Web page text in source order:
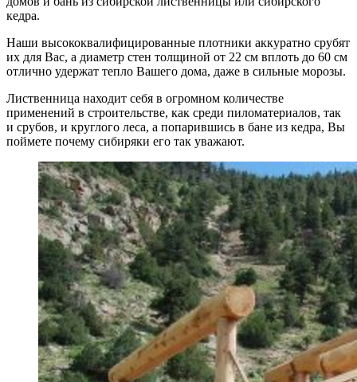
кедра.
Наши высококвалифицированные плотники аккуратно срубят
их для Вас, а диаметр стен толщиной от 22 см вплоть до 60 см
отлично удержат тепло Вашего дома, даже в сильные морозы.
Лиственница находит себя в огромном количестве
применений в строительстве, как среди пиломатериалов, так
и срубов, и круглого леса, а попарившись в бане из кедра, Вы
поймете почему сибиряки его так уважают.